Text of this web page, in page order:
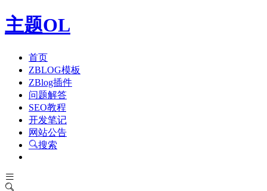
主题OL
首页
ZBLOG模板
ZBlog插件
问题解答
SEO教程
开发笔记
网站公告
搜索